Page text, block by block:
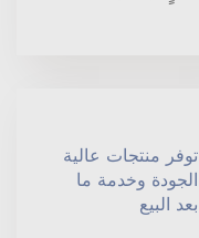
توفر منتجات عالية
الجودة وخدمة ما
بعد البيع